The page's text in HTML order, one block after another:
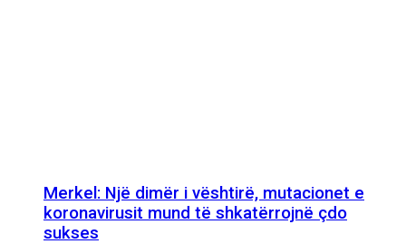
Merkel: Një dimër i vështirë, mutacionet e
koronavirusit mund të shkatërrojnë çdo
sukses